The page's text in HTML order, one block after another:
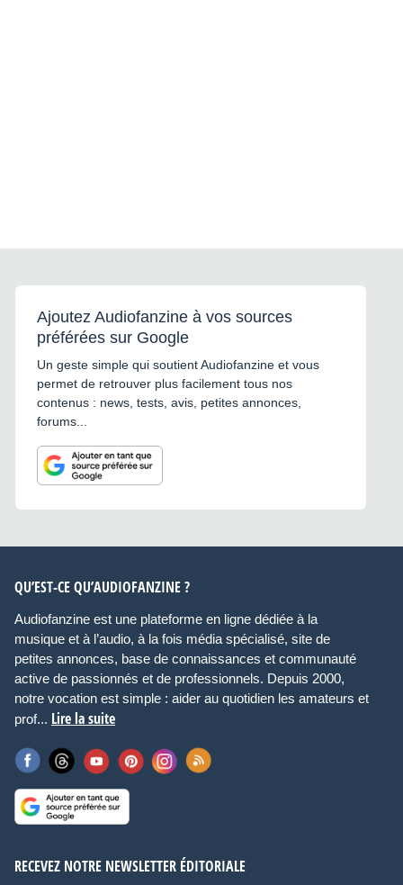
Ajoutez Audiofanzine à vos sources
préférées sur Google
Un geste simple qui soutient Audiofanzine et vous
permet de retrouver plus facilement tous nos
contenus : news, tests, avis, petites annonces,
forums...
QU’EST-CE QU’AUDIOFANZINE ?
Audiofanzine est une plateforme en ligne dédiée à la
musique et à l’audio, à la fois média spécialisé, site de
petites annonces, base de connaissances et communauté
active de passionnés et de professionnels. Depuis 2000,
notre vocation est simple : aider au quotidien les amateurs et
prof... Lire la suite
RECEVEZ NOTRE NEWSLETTER ÉDITORIALE